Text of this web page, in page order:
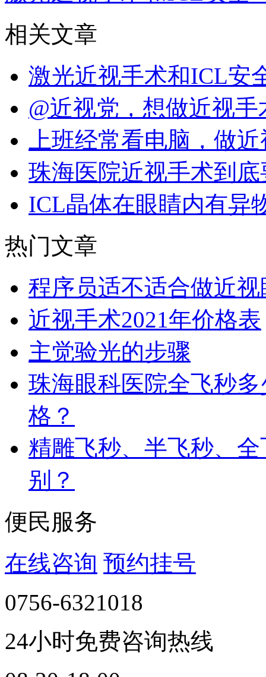
相关文章
激光近视手术和ICL安
@近视党，想做近视
上班经常看电脑，做
珠海医院近视手术到
ICL晶体在眼睛内有异
热门文章
程序员适不适合做近视
近视手术2021年价格表
主觉验光的步骤
珠海眼科医院全飞秒
格？
精雕飞秒、半飞秒、
别？
便民服务
在线咨询 预约挂号
0756-6321018
24小时免费咨询热线